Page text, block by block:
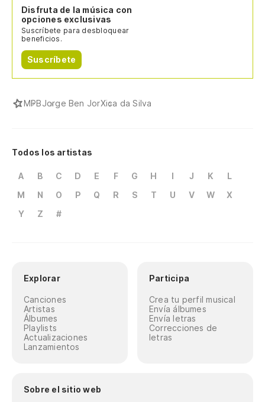
Disfruta de la música con
opciones exclusivas
Suscríbete para desbloquear
beneficios.
Suscríbete
MPBJorge Ben JorXica da Silva
Todos los artistas
A B C D E F G H I J K
L
M
N O P Q R S T U V W
X
Y
Z #
Explorar
Canciones
Artistas
Álbumes
Playlists
Actualizaciones
Lanzamientos
Participa
Crea tu perfil musical
Envía álbumes
Envía letras
Correcciones de
letras
Sobre el sitio web